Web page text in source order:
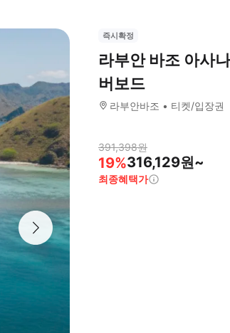
즉시확정
라부안 바조 아사
버보드
라부안바조 티켓/입장권
391,398원
19%316,129원~
최종혜택가